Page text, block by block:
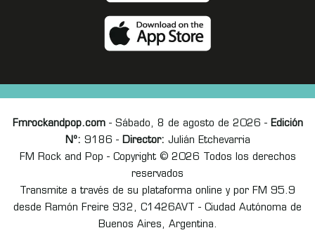
Fmrockandpop.com- Sábado, 8 de agosto de 2026 - Edición
Nº: 9186 - Director: Julián Etchevarria
FM Rock and Pop - Copyright © 2026 Todos los derechos
reservados
Transmite a través de su plataforma online y por FM 95.9
desde Ramón Freire 932, C1426AVT - Ciudad Autónoma de
Buenos Aires, Argentina.